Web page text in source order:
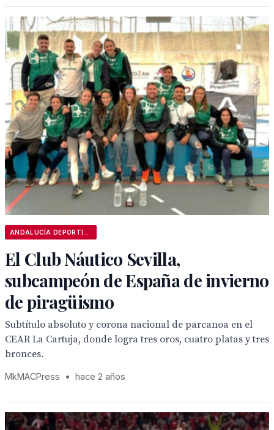
El Club Náutico Sevilla,
subcampeón de España de invierno
de piragüismo
Subtítulo absoluto y corona nacional de parcanoa en el
CEAR La Cartuja, donde logra tres oros, cuatro platas y tres
bronces.
MkMACPress • hace 2 años